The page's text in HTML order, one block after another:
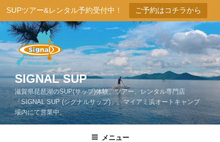
SUPツアー&レンタル予約受付中！
ご予約はコチラから
コ
ン
テ
ン
へ
ス
キ
ッ
SIGNAL SUP
滋賀県琵琶湖のSUP(サップ)体験、ツアー、レンタル専門店
「SIGNAL SUP (シグナルサップ)」。マイアミ浜オートキャンプ
場内にて営業中。
メニュー